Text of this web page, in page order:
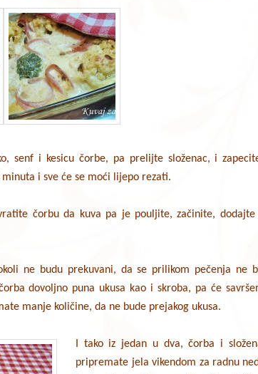
senf i kesicu čorbe, pa prelijte složenac, i
i sve će se moći lijepo rezati.
čorbu da kuva pa je pouljite, začinite,
ne budu prekuvani, da se prilikom pečenja ne
dovoljno puna ukusa kao i skroba, pa će
manje količine, da ne bude prejakog ukusa.
I tako iz jedan u dva, čorba i
pripremate jela vikendom za radnu